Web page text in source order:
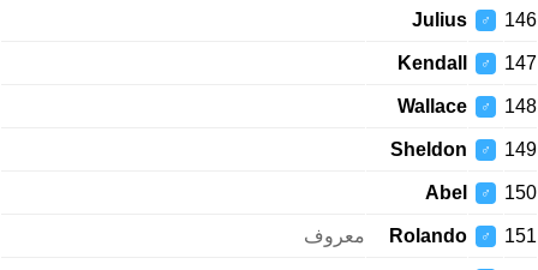
146
♂
Julius
147
♂
Kendall
148
♂
Wallace
149
♂
Sheldon
150
♂
Abel
151
♂
Rolando معروف